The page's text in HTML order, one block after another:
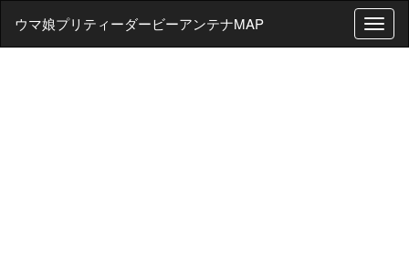
T
o
ウマ娘プリティーダービーアンテナMAP